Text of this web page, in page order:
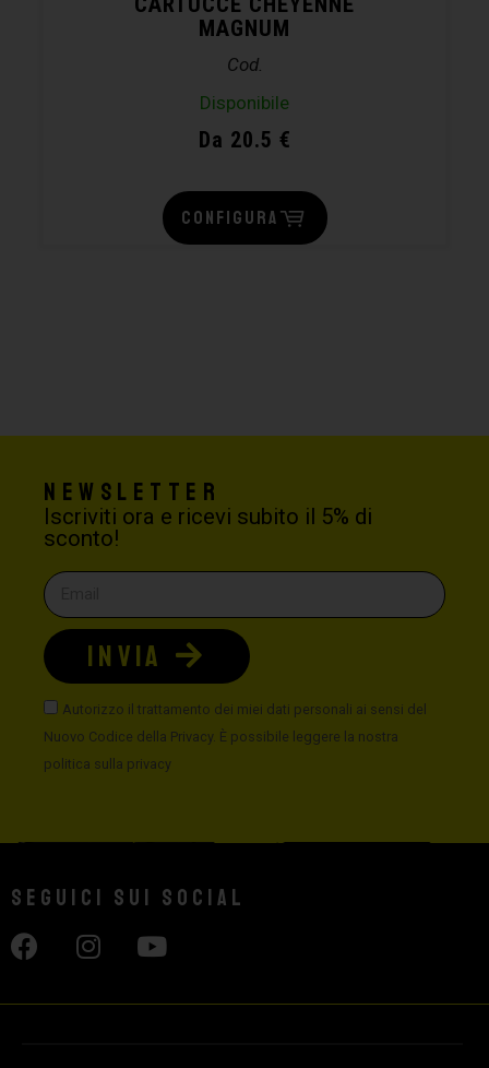
MAGNUM
Cod.
Disponibile
Da 20.5 €
CONFIGURA
Newsletter
Iscriviti ora e ricevi subito il 5% di
sconto!
Autorizzo il trattamento dei miei dati personali ai sensi del
Nuovo Codice della Privacy. È possibile leggere la nostra
politica sulla privacy
INVIA
Seguici sui social